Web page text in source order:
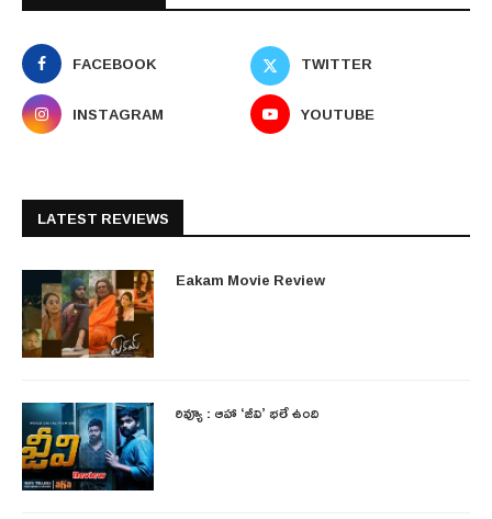
FACEBOOK
TWITTER
INSTAGRAM
YOUTUBE
LATEST REVIEWS
Eakam Movie Review
రివ్యూ : ఆహా ‘జీవి’ భలే ఉంది